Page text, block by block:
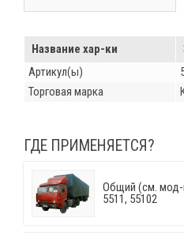
Название хар-ки
Артикул(ы)
Торговая марка
ГДЕ ПРИМЕНЯЕТСЯ?
Общий (см. мод-
5511, 55102